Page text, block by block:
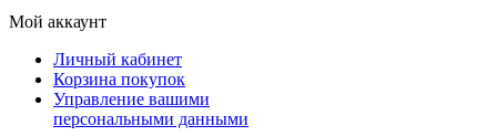
Мой аккаунт
Личный кабинет
Корзина покупок
Управление вашими
персональными данными